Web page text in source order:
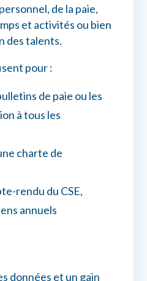
de la paie,
et activités ou bien
des talents.
pour :
de paie ou les
à tous les
charte de
rendu du CSE,
annuels
données et un gain